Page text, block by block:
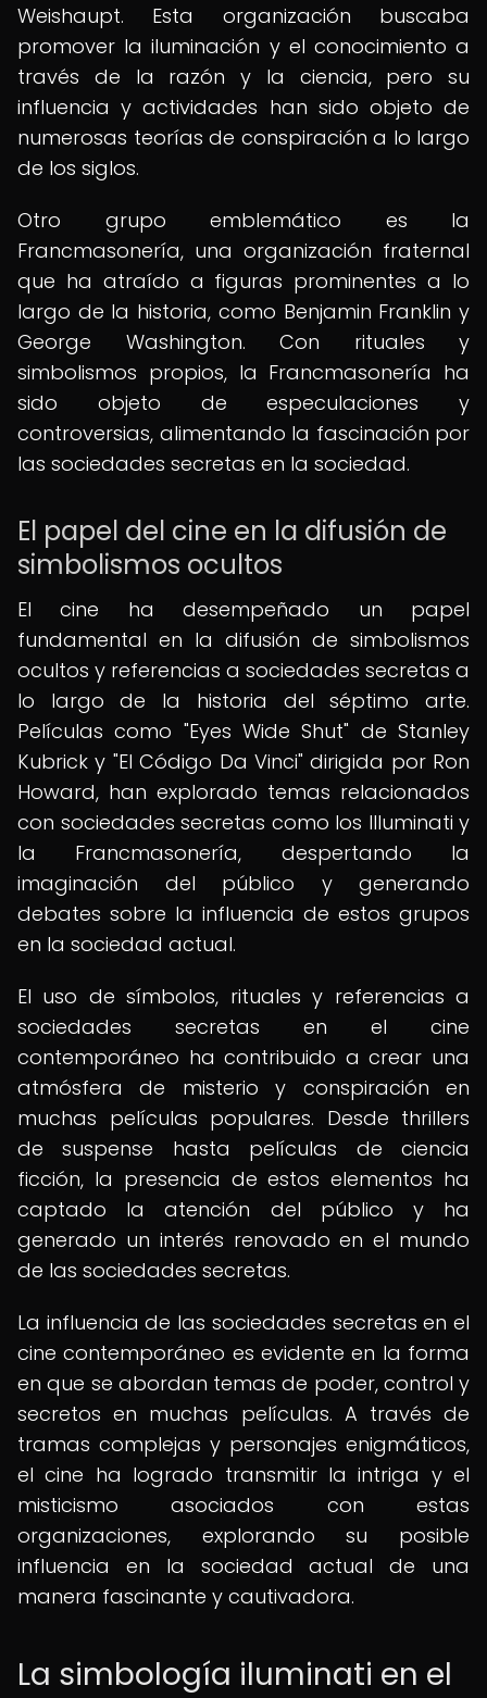
Weishaupt. Esta organización buscaba
promover la iluminación y el conocimiento a
través de la razón y la ciencia, pero su
influencia y actividades han sido objeto de
numerosas teorías de conspiración a lo largo
de los siglos.
Otro grupo emblemático es la
Francmasonería, una organización fraternal
que ha atraído a figuras prominentes a lo
largo de la historia, como Benjamin Franklin y
George Washington. Con rituales y
simbolismos propios, la Francmasonería ha
sido objeto de especulaciones y
controversias, alimentando la fascinación por
las sociedades secretas en la sociedad.
El papel del cine en la difusión de
simbolismos ocultos
El cine ha desempeñado un papel
fundamental en la difusión de simbolismos
ocultos y referencias a sociedades secretas a
lo largo de la historia del séptimo arte.
Películas como "Eyes Wide Shut" de Stanley
Kubrick y "El Código Da Vinci" dirigida por Ron
Howard, han explorado temas relacionados
con sociedades secretas como los Illuminati y
la Francmasonería, despertando la
imaginación del público y generando
debates sobre la influencia de estos grupos
en la sociedad actual.
El uso de símbolos, rituales y referencias a
sociedades secretas en el cine
contemporáneo ha contribuido a crear una
atmósfera de misterio y conspiración en
muchas películas populares. Desde thrillers
de suspense hasta películas de ciencia
ficción, la presencia de estos elementos ha
captado la atención del público y ha
generado un interés renovado en el mundo
de las sociedades secretas.
La influencia de las sociedades secretas en el
cine contemporáneo es evidente en la forma
en que se abordan temas de poder, control y
secretos en muchas películas. A través de
tramas complejas y personajes enigmáticos,
el cine ha logrado transmitir la intriga y el
misticismo asociados con estas
organizaciones, explorando su posible
influencia en la sociedad actual de una
manera fascinante y cautivadora.
La simbología iluminati en el